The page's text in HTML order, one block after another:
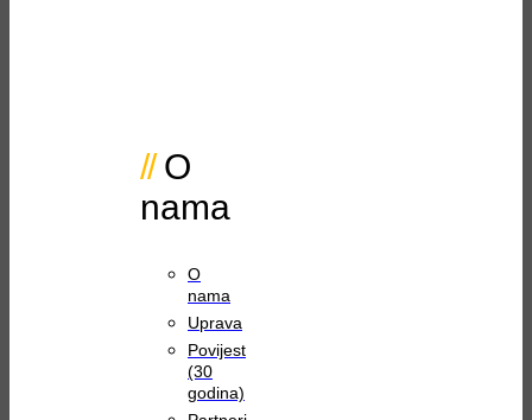
O
nama
O
nama
Uprava
Povijest
(30
godina)